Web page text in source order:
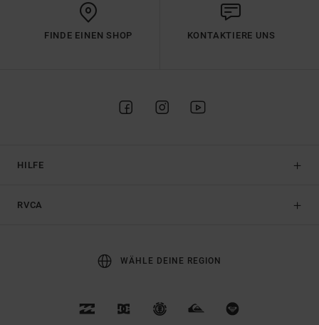
FINDE EINEN SHOP KONTAKTIERE UNS
HILFE
RVCA
WÄHLE DEINE REGION